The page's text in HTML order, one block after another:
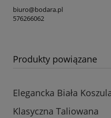
biuro@bodara.pl
576266062
Produkty powiązane
Elegancka Biała
Klasyczna Taliowana